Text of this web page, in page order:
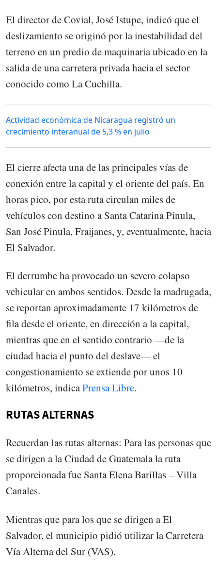
El director de Covial, José Istupe, indicó que el
deslizamiento se originó por la inestabilidad del
terreno en un predio de maquinaria ubicado en la
salida de una carretera privada hacia el sector
conocido como La Cuchilla.
Actividad económica de Nicaragua registró un
crecimiento interanual de 5,3 % en julio
El cierre afecta una de las principales vías de
conexión entre la capital y el oriente del país. En
horas pico, por esta ruta circulan miles de
vehículos con destino a Santa Catarina Pinula,
San José Pinula, Fraijanes, y, eventualmente, hacia
El Salvador.
El derrumbe ha provocado un severo colapso
vehicular en ambos sentidos. Desde la madrugada,
se reportan aproximadamente 17 kilómetros de
fila desde el oriente, en dirección a la capital,
mientras que en el sentido contrario —de la
ciudad hacia el punto del deslave— el
congestionamiento se extiende por unos 10
kilómetros, indicaPrensa Libre.
RUTAS ALTERNAS
Recuerdan las rutas alternas: Para las personas que
se dirigen a la Ciudad de Guatemala la ruta
proporcionada fue Santa Elena Barillas – Villa
Canales.
Mientras que para los que se dirigen a El
Salvador, el municipio pidió utilizar la Carretera
Vía Alterna del Sur (VAS).